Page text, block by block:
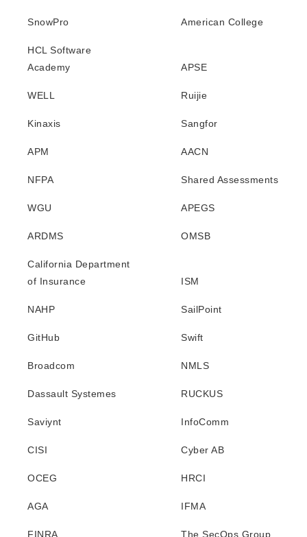
SnowPro American College
HCL Software
Academy
APSE
WELL Ruijie
Kinaxis Sangfor
APM AACN
NFPA Shared Assessments
WGU APEGS
ARDMS OMSB
California Department
of Insurance
ISM
NAHP SailPoint
GitHub Swift
Broadcom NMLS
Dassault Systemes RUCKUS
Saviynt InfoComm
CISI Cyber AB
OCEG HRCI
AGA IFMA
FINRA The SecOps Group